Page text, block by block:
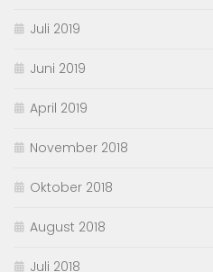
Juli 2019
Juni 2019
April 2019
November 2018
Oktober 2018
August 2018
Juli 2018